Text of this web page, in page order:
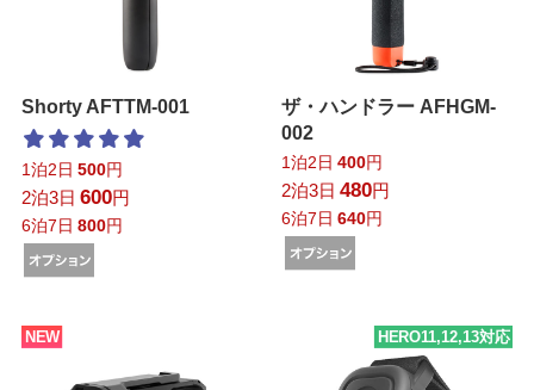
Shorty AFTTM-001
1泊2日 500円
2泊3日 600円
6泊7日 800円
ザ・ハンドラー AFHGM-
002
1泊2日 400円
2泊3日 480円
6泊7日 640円
NEW HERO11,12,13対応